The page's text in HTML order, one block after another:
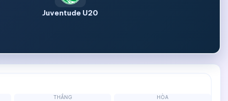
Juventude U20
THẮNG HÒA